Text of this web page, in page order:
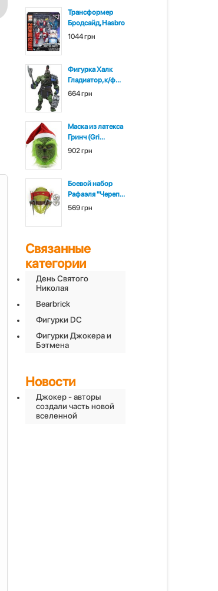
Трансформер
Бродсайд, Hasbro
1044 грн
Фигурка Халк
Гладиатор, к/ф...
664 грн
Маска из латекса
Гринч (Gri...
902 грн
Боевой набор
Рафаэля "Череп...
569 грн
Связанные
категории
День Святого
Николая
Bearbrick
Фигурки DC
Фигурки Джокера и
Бэтмена
Новости
Джокер - авторы
создали часть новой
вселенной